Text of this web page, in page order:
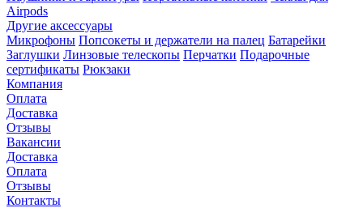
Airpods
Другие аксессуары
Микрофоны Попсокеты и держатели на палец Батарейки
Заглушки Линзовые телескопы Перчатки Подарочные
сертификаты Рюкзаки
Компания
Оплата
Доставка
Отзывы
Вакансии
Доставка
Оплата
Отзывы
Контакты